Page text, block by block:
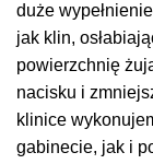
duże
jak klin,
powierzchnię
nacisku i
klinice
gabinecie, jak i